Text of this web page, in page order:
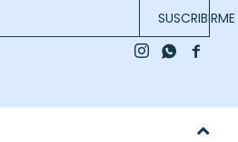
SUSCRIBIRME

 